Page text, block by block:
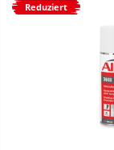
Reduziert